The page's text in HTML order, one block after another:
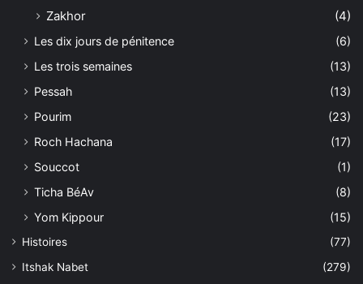
Zakhor (4)
Les dix jours de pénitence
(6)
Les trois semaines
(13)
Pessah
(13)
Pourim
(23)
Roch Hachana
(17)
Souccot
(1)
Ticha BéAv
(8)
Yom Kippour
(15)
Histoires
(77)
Itshak Nabet
(279)